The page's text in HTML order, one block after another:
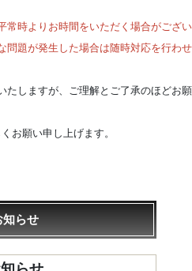
常時よりお時間をいただく場合がござ
問題が発生した場合は随時対応を行わ
たしますが、ご理解とご了承のほどお
お願い申し上げます。
知らせ